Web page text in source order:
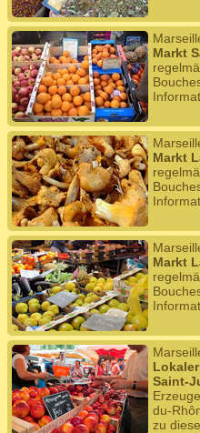
Markt
Markt
Markt
Saint-
du-
zu